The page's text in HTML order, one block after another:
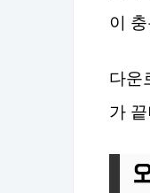
이
다운
가